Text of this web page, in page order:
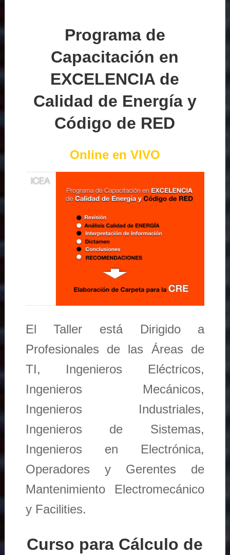
Programa de
Capacitación en
EXCELENCIA de
Calidad de Energía y
Código de RED
Online en VIVO
El Taller está Dirigido a
Profesionales de las Áreas de
TI, Ingenieros Eléctricos,
Ingenieros Mecánicos,
Ingenieros Industriales,
Ingenieros de Sistemas,
Ingenieros en Electrónica,
Operadores y Gerentes de
Mantenimiento Electromecánico
y Facilities.
Curso para Cálculo de